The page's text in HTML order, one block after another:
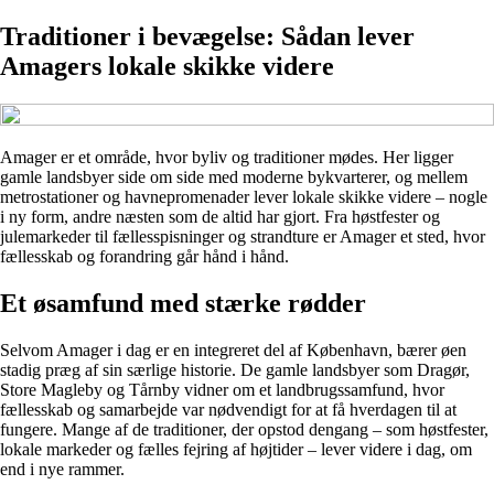
Traditioner i bevægelse: Sådan lever
Amagers lokale skikke videre
Amager er et område, hvor byliv og traditioner mødes. Her ligger
gamle landsbyer side om side med moderne bykvarterer, og mellem
metrostationer og havnepromenader lever lokale skikke videre – nogle
i ny form, andre næsten som de altid har gjort. Fra høstfester og
julemarkeder til fællesspisninger og strandture er Amager et sted, hvor
fællesskab og forandring går hånd i hånd.
Et øsamfund med stærke rødder
Selvom Amager i dag er en integreret del af København, bærer øen
stadig præg af sin særlige historie. De gamle landsbyer som Dragør,
Store Magleby og Tårnby vidner om et landbrugssamfund, hvor
fællesskab og samarbejde var nødvendigt for at få hverdagen til at
fungere. Mange af de traditioner, der opstod dengang – som høstfester,
lokale markeder og fælles fejring af højtider – lever videre i dag, om
end i nye rammer.